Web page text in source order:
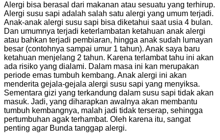
Alergi bisa berasal dari makanan atau sesuatu yang terhirup.
Alergi susu sapi adalah salah satu alergi yang umum terjadi.
Anak-anak alergi susu sapi bisa diketahui saat usia 4 bulan.
Dan umumnya terjadi keterlambatan ketahuan anak alergi
atau bahkan terjadi pembiaran, hingga anak sudah lumayan
besar (contohnya sampai umur 1 tahun). Anak saya baru
ketahuan menjelang 2 tahun. Karena terlambat tahu ini akan
ada risiko yang dialami. Dalam masa ini kan merupakan
periode emas tumbuh kembang. Anak alergi ini akan
menderita gejala-gejala alergi susu sapi yang menyiksa.
Sementara gizi yang terkandung dalam susu sapi tidak akan
masuk. Jadi, yang diharapkan awalnya akan membantu
tumbuh kembangnya, malah jadi tidak terserap, sehingga
pertumbuhan agak terhambat. Oleh karena itu, sangat
penting agar Bunda tanggap alergi.